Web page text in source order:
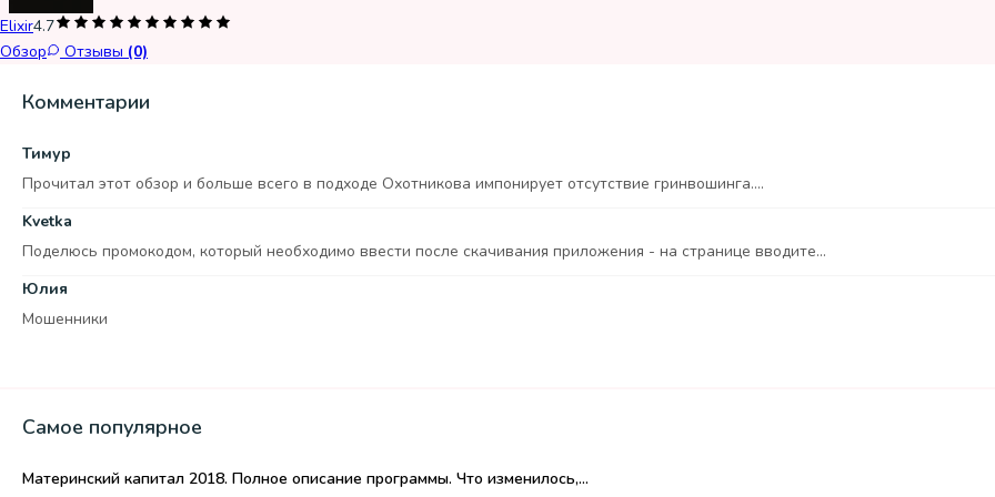
Elixir4.7
Обзор
Отзывы (0)
Комментарии
Тимур
Прочитал этот обзор и больше всего в подходе Охотникова импонирует отсутствие гринвошинга....
Kvetka
Поделюсь промокодом, который необходимо ввести после скачивания приложения - на странице вводите...
Юлия
Мошенники
Самое популярное
Материнский капитал 2018. Полное описание программы. Что изменилось,...